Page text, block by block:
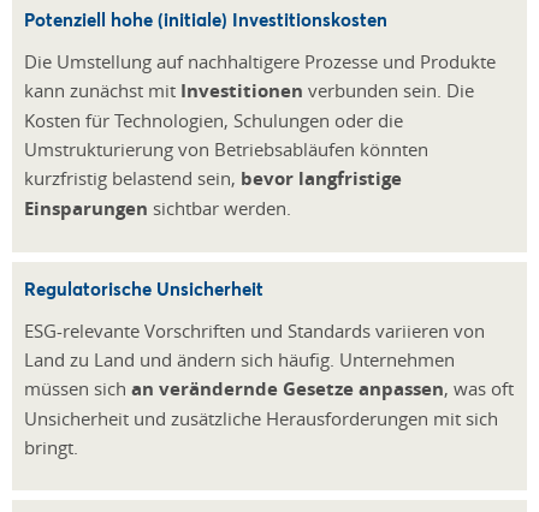
Potenziell hohe (initiale) Investitionskosten
Die Umstellung auf nachhaltigere Prozesse und Produkte
kann zunächst mit Investitionen verbunden sein. Die
Kosten für Technologien, Schulungen oder die
Umstrukturierung von Betriebsabläufen könnten
kurzfristig belastend sein, bevor langfristige
Einsparungen sichtbar werden.
Regulatorische Unsicherheit
ESG-relevante Vorschriften und Standards variieren von
Land zu Land und ändern sich häufig. Unternehmen
müssen sich an verändernde Gesetze anpassen, was oft
Unsicherheit und zusätzliche Herausforderungen mit sich
bringt.